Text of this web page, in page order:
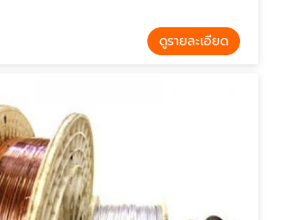
ดูรายละเอียด